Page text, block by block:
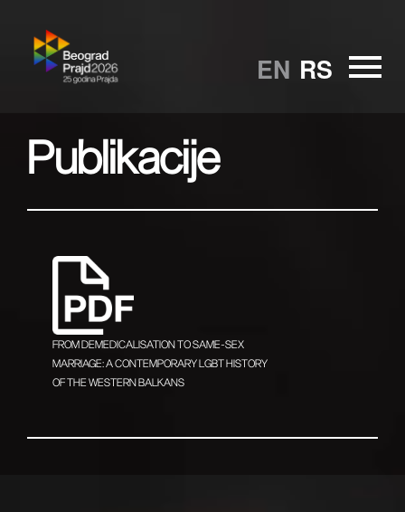
EN RS
Publikacije
FROM DEMEDICALISATION TO SAME-SEX
MARRIAGE: A CONTEMPORARY LGBT HISTORY
OF THE WESTERN BALKANS